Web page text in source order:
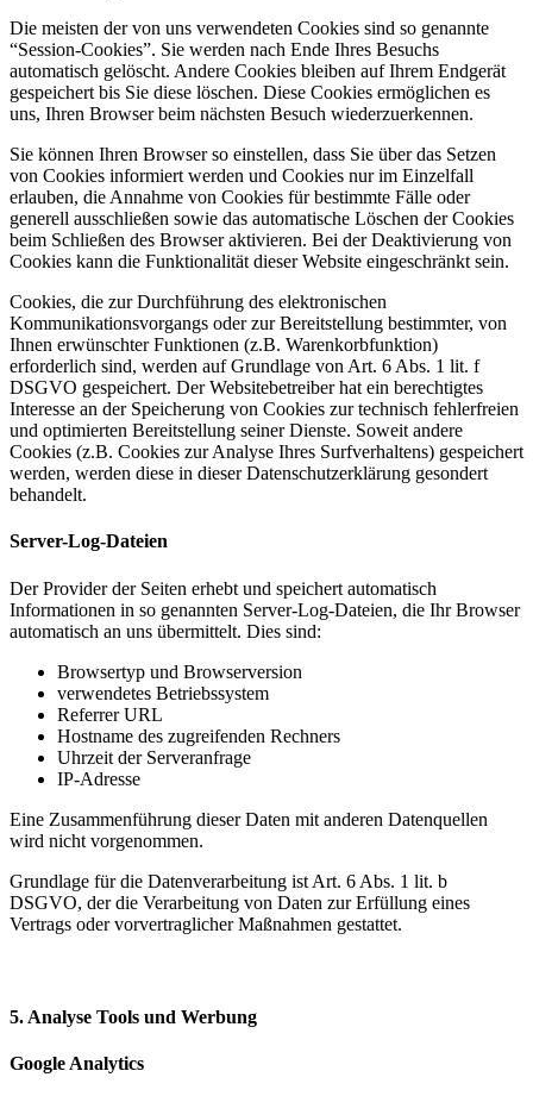
Die meisten der von uns verwendeten Cookies sind so genannte
“Session-Cookies”. Sie werden nach Ende Ihres Besuchs
automatisch gelöscht. Andere Cookies bleiben auf Ihrem Endgerät
gespeichert bis Sie diese löschen. Diese Cookies ermöglichen es
uns, Ihren Browser beim nächsten Besuch wiederzuerkennen.
Sie können Ihren Browser so einstellen, dass Sie über das Setzen
von Cookies informiert werden und Cookies nur im Einzelfall
erlauben, die Annahme von Cookies für bestimmte Fälle oder
generell ausschließen sowie das automatische Löschen der Cookies
beim Schließen des Browser aktivieren. Bei der Deaktivierung von
Cookies kann die Funktionalität dieser Website eingeschränkt sein.
Cookies, die zur Durchführung des elektronischen
Kommunikationsvorgangs oder zur Bereitstellung bestimmter, von
Ihnen erwünschter Funktionen (z.B. Warenkorbfunktion)
erforderlich sind, werden auf Grundlage von Art. 6 Abs. 1 lit. f
DSGVO gespeichert. Der Websitebetreiber hat ein berechtigtes
Interesse an der Speicherung von Cookies zur technisch fehlerfreien
und optimierten Bereitstellung seiner Dienste. Soweit andere
Cookies (z.B. Cookies zur Analyse Ihres Surfverhaltens) gespeichert
werden, werden diese in dieser Datenschutzerklärung gesondert
behandelt.
Server-Log-Dateien
Der Provider der Seiten erhebt und speichert automatisch
Informationen in so genannten Server-Log-Dateien, die Ihr Browser
automatisch an uns übermittelt. Dies sind:
Browsertyp und Browserversion
verwendetes Betriebssystem
Referrer URL
Hostname des zugreifenden Rechners
Uhrzeit der Serveranfrage
IP-Adresse
Eine Zusammenführung dieser Daten mit anderen Datenquellen
wird nicht vorgenommen.
Grundlage für die Datenverarbeitung ist Art. 6 Abs. 1 lit. b
DSGVO, der die Verarbeitung von Daten zur Erfüllung eines
Vertrags oder vorvertraglicher Maßnahmen gestattet.
5. Analyse Tools und Werbung
Google Analytics